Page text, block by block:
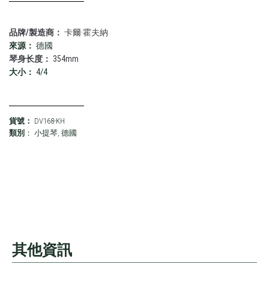
品牌/製造商： 卡爾·霍夫納
來源： 德國
琴身长度： 354mm
大小： 4/4
貨號： DV168-KH
類別 ： 小提琴 德國
其他資訊